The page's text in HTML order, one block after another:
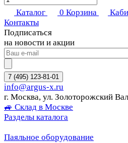
Каталог 0 Корзина
Контакты
Подписаться
на новости и акции
7 (495) 123-81-01
info@argus-x.ru
г. Москва, ул. Золоторожский
🚙 Склад в Москве
Разделы каталога
Паяльное оборудование